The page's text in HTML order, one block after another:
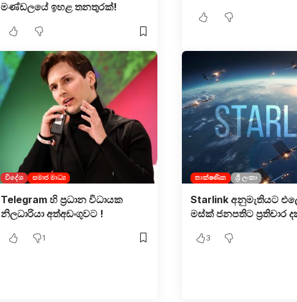
මණ්ඩලයේ ඉහළ තනතුරක්!
විදේශ සමාජ මාධ්‍ය
Telegram හි ප්‍රධාන විධායක
නිලධාරියා අත්අඩංගුවට !
1
තාක්ෂණික ශ්‍රී ලංකා
Starlink අනුමැතියට
මස්ක් ජනපතිට ප්‍රතිචාර
3